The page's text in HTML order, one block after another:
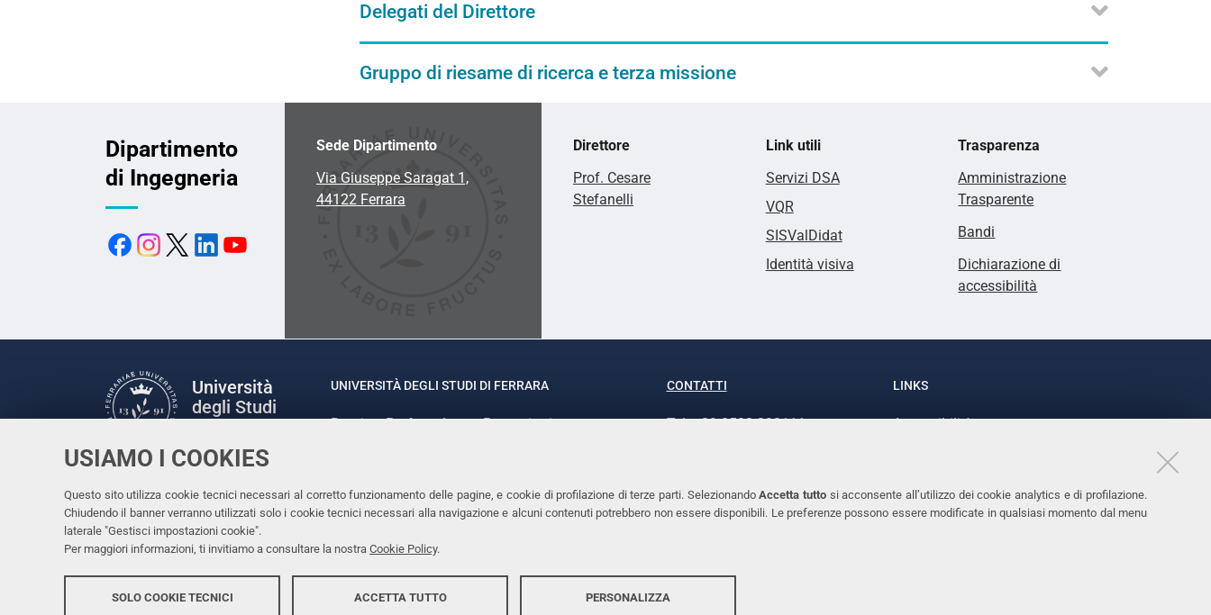
USIAMO I COOKIES
Questo sito utilizza cookie tecnici necessari al corretto funzionamento delle pagine, e cookie di profilazione di terze parti. SelezionandoAccetta tutto si acconsente all’utilizzo dei cookie analytics e di profilazione.
Chiudendo il banner verranno utilizzati solo i cookie tecnici necessari alla navigazione e alcuni contenuti potrebbero non essere disponibili. Le preferenze possono essere modificate in qualsiasi momento dal menu
laterale "Gestisci impostazioni cookie".
Per maggiori informazioni, ti invitiamo a consultare la nostra Cookie Policy.
SOLO COOKIE TECNICI ACCETTA TUTTO PERSONALIZZA
Delegati del Direttore
Gruppo di riesame di ricerca e terza missione
Dipartimento
di Ingegneria
Sede Dipartimento
Via Giuseppe Saragat 1,
44122 Ferrara
Direttore
Prof. Cesare
Stefanelli
Link utili
Servizi DSA
VQR
SISValDidat
Identità visiva
Trasparenza
Amministrazione
Trasparente
Bandi
Dichiarazione di
accessibilità
Università
degli Studi
Facebook
LinkedinInstagram
Youtube
UNIVERSITÀ DEGLI STUDI DI FERRARA
Rettrice: Prof.ssa Laura Ramaciotti
CONTATTI
Tel. +39 0532 293111
LINKS
Accessibilità
Cookies